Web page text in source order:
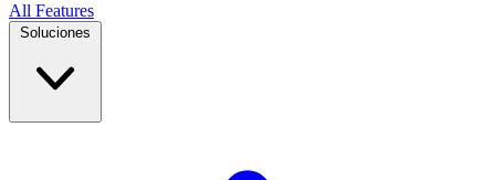
All Features